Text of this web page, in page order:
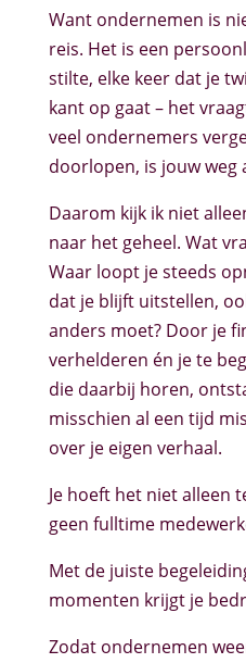
Want ondernemen is
reis. Het is een
stilte, elke keer dat je
kant op gaat – het
veel ondernemers
doorlopen, is jouw weg
Daarom kijk ik niet
naar het geheel. Wat
Waar loopt je steeds
dat je blijft uitstellen,
anders moet? Door je
verhelderen én je te
die daarbij horen,
misschien al een tijd
over je eigen verhaal.
Je hoeft het niet alleen
geen fulltime
Met de juiste
momenten krijgt je
Zodat ondernemen